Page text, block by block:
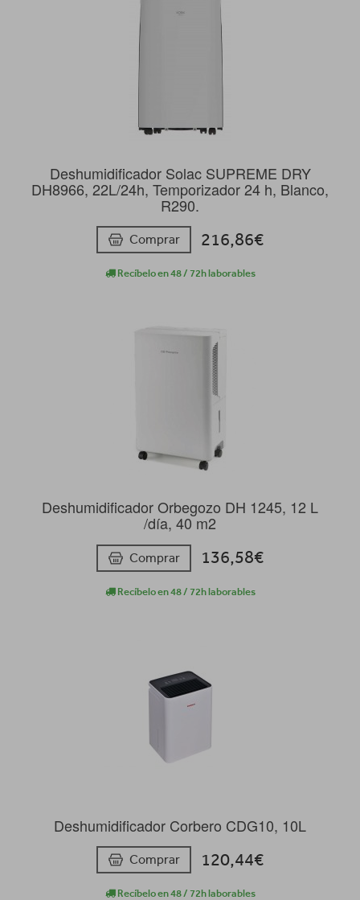
Deshumidificador Solac SUPREME DRY
DH8966, 22L/24h, Temporizador 24 h, Blanco,
R290.
Comprar 216,86€
Recíbelo en 48 / 72h laborables
Deshumidificador Orbegozo DH 1245, 12 L
/día, 40 m2
Comprar 136,58€
Recíbelo en 48 / 72h laborables
Deshumidificador Corbero CDG10, 10L
Comprar 120,44€
Recíbelo en 48 / 72h laborables